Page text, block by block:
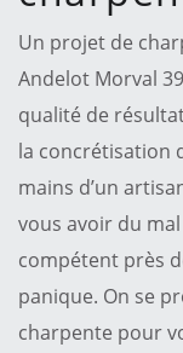
Un projet de
Andelot Morval
qualité de
la concrétisation
mains d’un
vous avoir du
compétent près
panique. On se
charpente pour